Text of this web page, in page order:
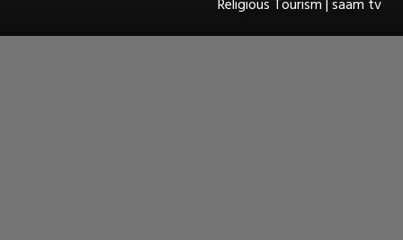
Religious Tourism | saam tv